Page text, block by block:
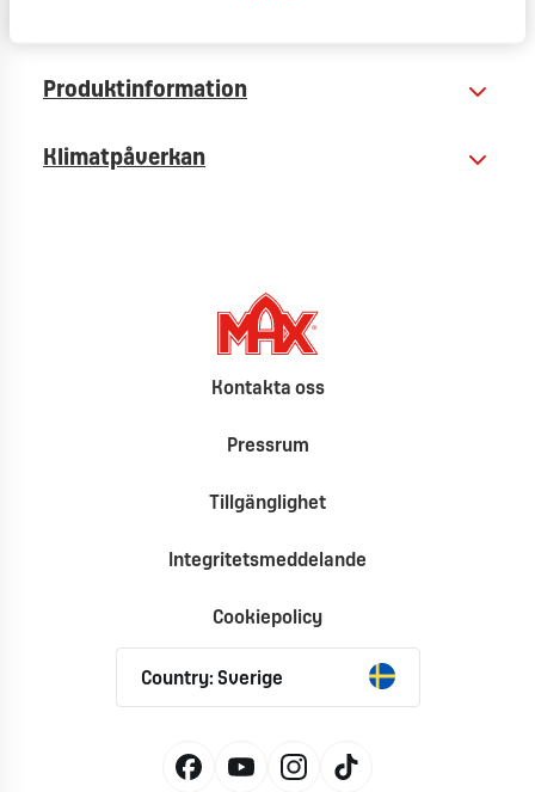
Produktinformation
Klimatpåverkan
Kontakta oss
Pressrum
Tillgänglighet
Integritetsmeddelande
Cookiepolicy
Country: Sverige